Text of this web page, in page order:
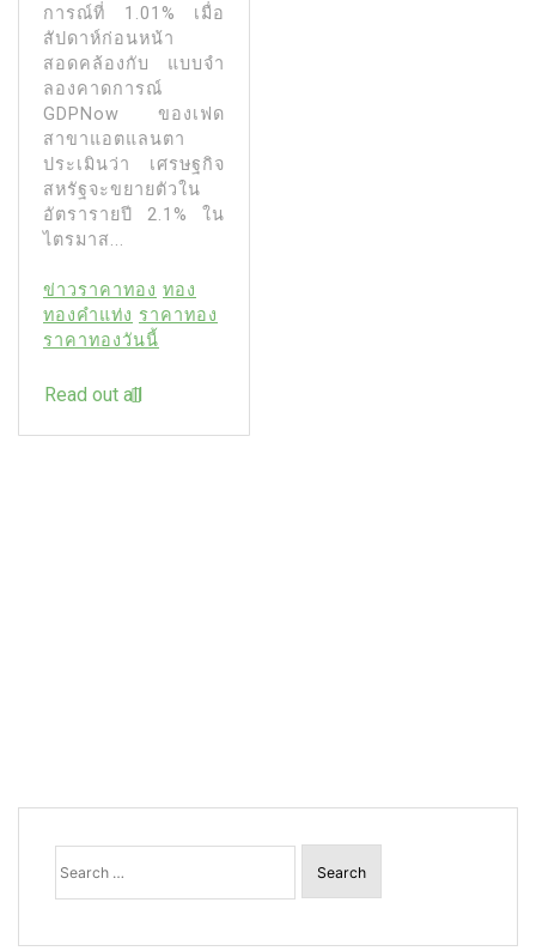
การณ์ที่ 1.01% เมื่อ
สัปดาห์ก่อนหน้า
สอดคล้องกับ แบบจํา
ลองคาดการณ์
GDPNow ของเฟด
สาขาแอตแลนตา
ประเมินว่า เศรษฐกิจ
สหรัฐจะขยายตัวใน
อัตรารายปี 2.1% ใน
ไตรมาส...
ข่าวราคาทอง ทอง
ทองคำแท่ง ราคาทอง
ราคาทองวันนี้
Read out all
Search
for: